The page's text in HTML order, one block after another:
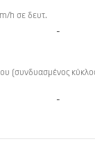
h σε δευτ.
-
(συνδυασμένος
-